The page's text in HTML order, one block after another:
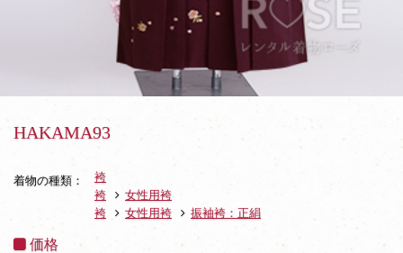
HAKAMA93
着物の種類：
袴
袴
女性用袴
袴
女性用袴 振袖袴：正絹
価格